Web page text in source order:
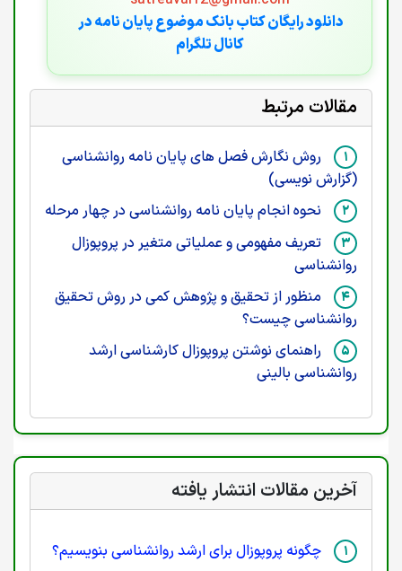
دانلود رایگان کتاب بانک موضوع پایان نامه در
کانال تلگرام
مقالات مرتبط
روش نگارش فصل های پایان نامه روانشناسی
(گزارش نویسی)
نحوه انجام پایان نامه روانشناسی در چهار مرحله
تعریف مفهومی و عملیاتی متغیر در پروپوزال
روانشناسی
منظور از تحقیق و پژوهش کمی در روش تحقیق
روانشناسی چیست؟
راهنمای نوشتن پروپوزال کارشناسی ارشد
روانشناسی بالینی
آخرین مقالات انتشار یافته
چگونه پروپوزال برای ارشد روانشناسی بنویسیم؟